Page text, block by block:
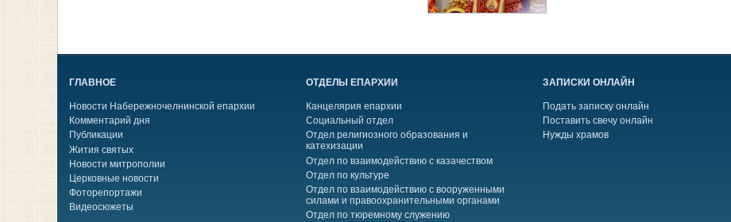
ГЛАВНОЕ
Новости Набережночелнинской епархии
Комментарий дня
Публикации
Жития святых
Новости митрополии
Церковные новости
Фоторепортажи
Видеосюжеты
ОТДЕЛЫ ЕПАРХИИ
Канцелярия епархии
Социальный отдел
Отдел религиозного образования и
катехизации
Отдел по взаимодействию с казачеством
Отдел по культуре
Отдел по взаимодействию с вооруженными
силами и правоохранительными органами
Отдел по тюремному служению
ЗАПИСКИ ОНЛАЙН
Подать записку онлайн
Поставить свечу онлайн
Нужды храмов